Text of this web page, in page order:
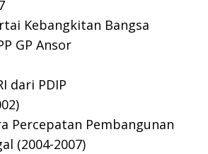
Kebangkitan Bangsa
GP Ansor
dari PDIP
Percepatan Pembangunan
(2004-2007)